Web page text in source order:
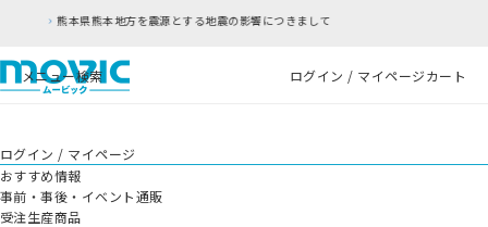
地震の影響につきまして
メニュー検索 ログイン / マイページカート
ログイン / マイページ
おすすめ情報
事前・事後・イベント通販
受注生産商品